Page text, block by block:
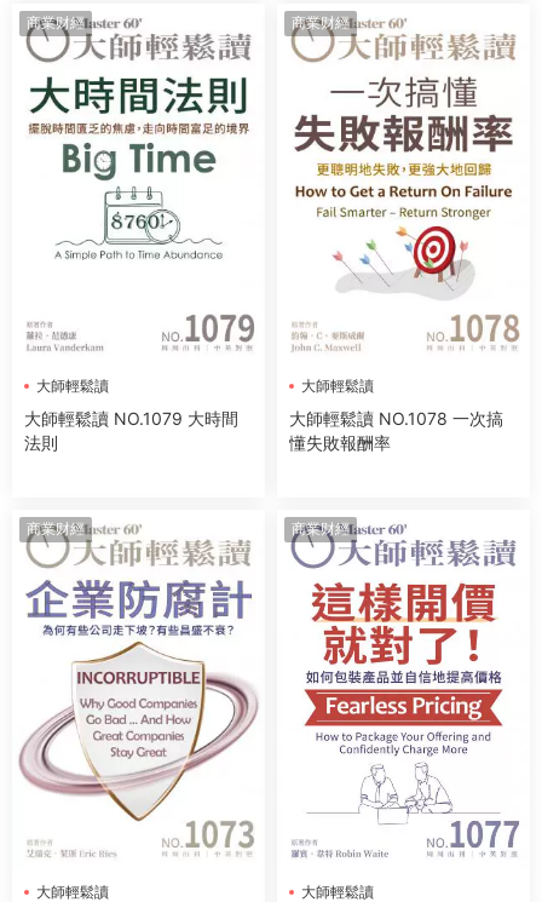
商業财經
大師輕鬆讀
大師輕鬆讀 NO.1079 大時間
法則
商業财經
大師輕鬆讀
大師輕鬆讀 NO.1078 一次搞
懂失敗報酬率
商業财經
大師輕鬆讀
商業财經
大師輕鬆讀